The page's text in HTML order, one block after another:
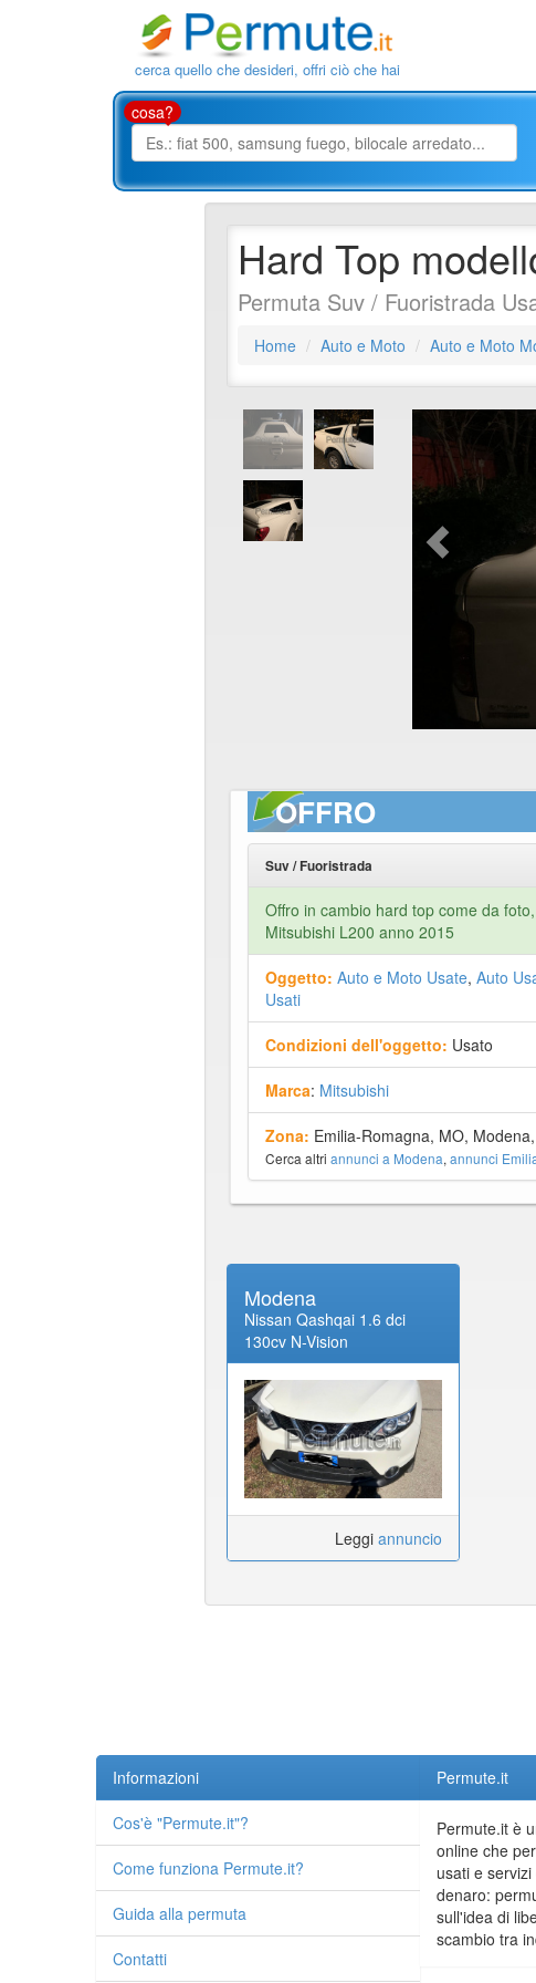
cerca quello che desideri, offri ciò che hai
cosa?
Hard Top
Permuta Suv / Fuoristrada
Home Auto e Moto Auto e Moto
OFFRO
Suv / Fuoristrada
Offro in cambio hard top come da
Mitsubishi L200 anno 2015
Oggetto: Auto e Moto Usate, Auto
Usati
Condizioni dell'oggetto: Usato
Marca: Mitsubishi
Zona: Emilia-Romagna, MO,
Cerca altri annunci a Modena, annunci
Modena
Nissan Qashqai 1.6 dci
130cv N-Vision
Leggi annuncio
Informazioni
Cos'è "Permute.it"?
Come funziona Permute.it?
Guida alla permuta
Contatti
Permute.it
Permute.it è
online che
usati e
denaro:
sull'idea di
scambio tra